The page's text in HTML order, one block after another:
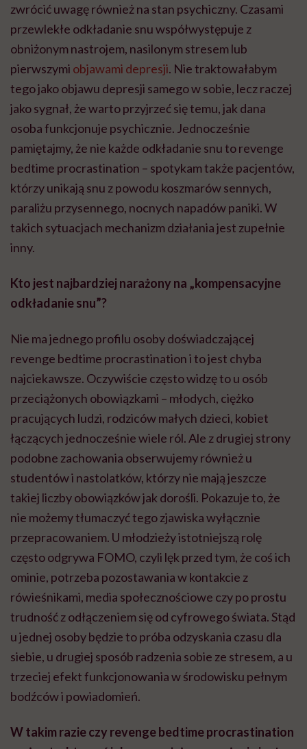
zwrócić uwagę również na stan psychiczny. Czasami
przewlekłe odkładanie snu współwystępuje z
obniżonym nastrojem, nasilonym stresem lub
pierwszymi objawami depresji. Nie traktowałabym
tego jako objawu depresji samego w sobie, lecz raczej
jako sygnał, że warto przyjrzeć się temu, jak dana
osoba funkcjonuje psychicznie. Jednocześnie
pamiętajmy, że nie każde odkładanie snu to revenge
bedtime procrastination – spotykam także pacjentów,
którzy unikają snu z powodu koszmarów sennych,
paraliżu przysennego, nocnych napadów paniki. W
takich sytuacjach mechanizm działania jest zupełnie
inny.
Kto jest najbardziej narażony na „kompensacyjne
odkładanie snu”?
Nie ma jednego profilu osoby doświadczającej
revenge bedtime procrastination i to jest chyba
najciekawsze. Oczywiście często widzę to u osób
przeciążonych obowiązkami – młodych, ciężko
pracujących ludzi, rodziców małych dzieci, kobiet
łączących jednocześnie wiele ról. Ale z drugiej strony
podobne zachowania obserwujemy również u
studentów i nastolatków, którzy nie mają jeszcze
takiej liczby obowiązków jak dorośli. Pokazuje to, że
nie możemy tłumaczyć tego zjawiska wyłącznie
przepracowaniem. U młodzieży istotniejszą rolę
często odgrywa FOMO, czyli lęk przed tym, że coś ich
ominie, potrzeba pozostawania w kontakcie z
rówieśnikami, media społecznościowe czy po prostu
trudność z odłączeniem się od cyfrowego świata. Stąd
u jednej osoby będzie to próba odzyskania czasu dla
siebie, u drugiej sposób radzenia sobie ze stresem, a u
trzeciej efekt funkcjonowania w środowisku pełnym
bodźców i powiadomień.
W takim razie czy revenge bedtime procrastination